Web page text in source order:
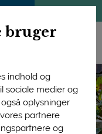
bruger
indhold og
sociale medier og
oplysninger
partnere
og